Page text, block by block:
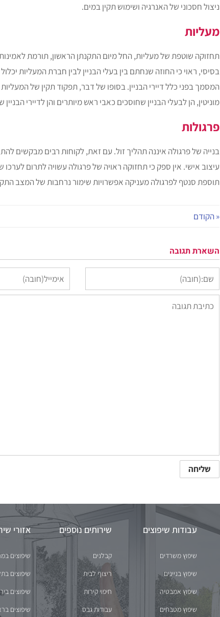
ניצול חסכוני של האנרגיה ושימוש תקין במים.
מעליות
תחזוקה שוטפת של מעליות, החל מיום התקנתן הראשון, תורמת
בסיסי, ראוי כי החוזה שנחתם בין בעלי הבניין לבין חברת המעליות
המסמך בפני כלל דיירי הבניין. בסופו של דבר, תפקוד תקין של
מוניטין, הן לבעלי הבניין שחוסכים כאבי ראש מיותרים והן לדיירי
פרגולות
בנייה של פרגולה איננה תהליך זול. עם זאת, לקוחות רבים מבקשים
עיצוב אישי. אין ספק כי תחזוקה ראויה של פרגולה עשויה לתרום
תוספת סנטף לפרגולה מעניקה אפשרויות שימור נרחבות של המצב
« הקודם
השארת תגובה
עבודות שיפוצים
שיפוץ משרדים
שיפוץ בניינים
שיפוץ אמבטיה
שיפוץ מטבחים
שירותים נוספים
קבלנים
ריצוף לבית
חיפוי קירות
עבודות גבס
אזורי
שיפוצים
שיפוצים
שיפוצים
שיפוצים